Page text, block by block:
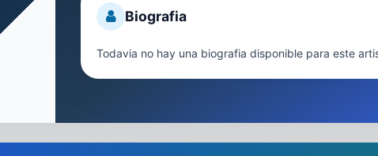
Biografia
Todavia no hay una biografia disponible para este